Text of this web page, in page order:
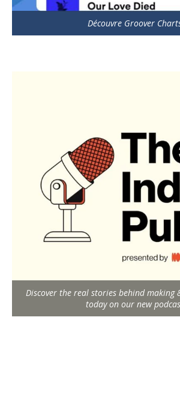
Découvre Groover
Discover the real stories behind making
today on our new